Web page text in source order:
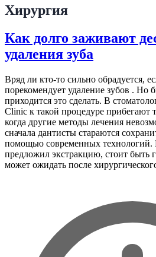
Хирургия
Как долго заживают
удаления зуба
Вряд ли кто-то сильно обрадуется,
порекомендует удаление зубов . Но
приходится это сделать. В
Clinic к такой процедуре прибегают
когда другие методы лечения
сначала дантисты стараются
помощью современных технологий.
предложил экстракцию, стоит быть
может ожидать после